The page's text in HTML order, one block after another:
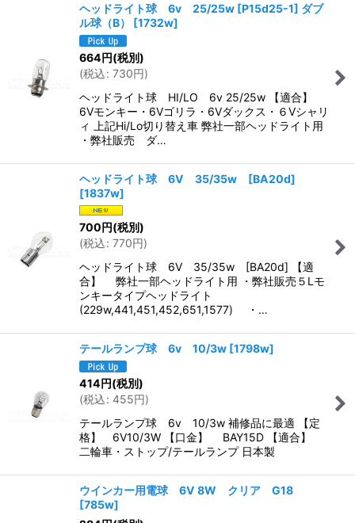
ヘッドライト球 6v 25/25w [P15d25-1] ダブ
ル球（B）
[1732w]
664円(税別)
(税込: 730円)
ヘッドライト球 HI/LO 6v 25/25w 【適合】
6Vモンキー・6Vゴリラ・6Vダックス・６Vシャリ
ィ 上記Hi/Lo切り替え車 弊社一部ヘッドライト用
・弊社販売 ダ…
ヘッドライト球 6V 35/35w [BA20d]
[1837w]
700円(税別)
(税込: 770円)
ヘッドライト球 6V 35/35w [BA20d] 【適
合】 弊社一部ヘッドライト用 ・弊社販売５Lモ
ンキータイプヘッドライト
(229w,441,451,452,651,1577) ・…
テールランプ球 6v 10/3w [1798w]
414円(税別)
(税込: 455円)
テールランプ球 6v 10/3w 補修品に最適 【定
格】 6V10/3W 【口金】 BAY15D 【適合】
二輪車・ストップ/テールランプ 日本製
ウインカー用電球 6V 8W クリア G18
[785w]